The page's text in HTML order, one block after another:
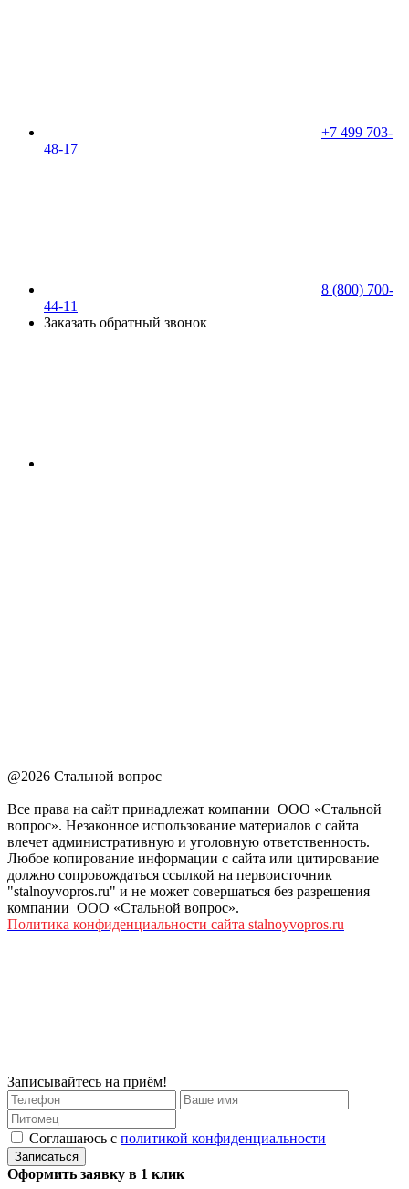
+7 499 703-
48-17
8 (800) 700-
44-11
Заказать обратный звонок
@2026 Стальной вопрос
Все права на сайт принадлежат компании ООО «Стальной
вопрос». Незаконное использование материалов с сайта
влечет административную и уголовную ответственность.
Любое копирование информации с сайта или цитирование
должно сопровождаться ссылкой на первоисточник
"stalnoyvopros.ru" и не может совершаться без разрешения
компании ООО «Стальной вопрос».
Политика конфиденциальности сайта stalnoyvopros.ru
Записывайтесь на приём!
Соглашаюсь с политикой конфиденциальности
Записаться
Оформить заявку в 1 клик